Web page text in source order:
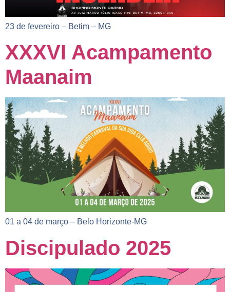
23 de fevereiro – Betim – MG
XXXVI Acampamento
Maanaim
01 a 04 de março – Belo Horizonte-MG
Discipulado 2025